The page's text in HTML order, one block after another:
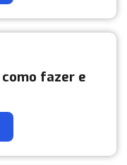
como fazer e